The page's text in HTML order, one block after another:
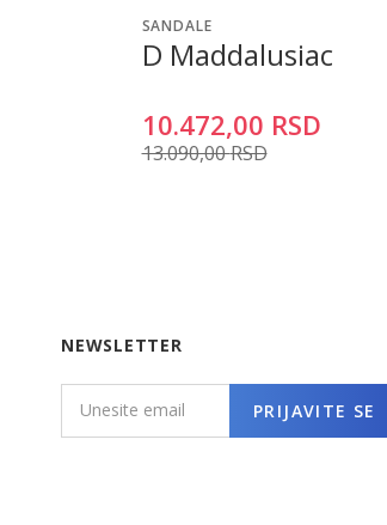
SANDALE
D Maddalusiac
10.472,00 RSD
13.090,00RSD
NEWSLETTER
PRIJAVITE SE